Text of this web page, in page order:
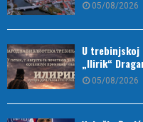
05/08/2026
U
„Ilirik“
05/08/2026